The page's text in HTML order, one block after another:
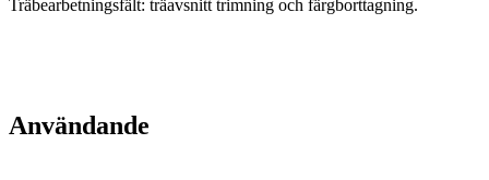
Träbearbetningsfält: träavsnitt trimning och färgborttagning.
Användande